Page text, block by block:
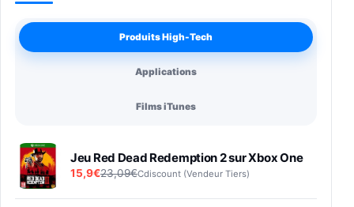
Produits High-Tech
Applications
Films iTunes
Jeu Red Dead Redemption 2 sur Xbox One
15,9€23,09€Cdiscount (Vendeur Tiers)